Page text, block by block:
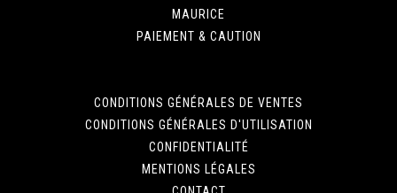
MAURICE
PAIEMENT & CAUTION
CONDITIONS GÉNÉRALES DE VENTES
CONDITIONS GÉNÉRALES D'UTILISATION
CONFIDENTIALITÉ
MENTIONS LÉGALES